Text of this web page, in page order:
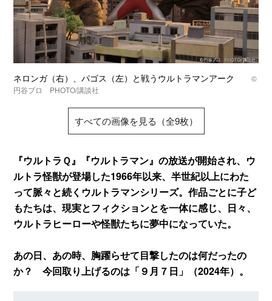
ネロンガ（右）、パゴス（左）と戦うウルトラマンアーク©
円谷プロ PHOTO/講談社
すべての画像を見る（全9枚）
『ウルトラＱ』『ウルトラマン』の放送が開始され、ウ
ルトラ怪獣が登場した1966年以来、半世紀以上にわた
って脈々と続くウルトラマンシリーズ。作品ごとに子ど
もたちは、現実とフィクションとを一体に感じ、日々、
ウルトラヒーローや怪獣たちに夢中になっていた。
あの日、あの時、胸躍らせて目撃したのは何だったの
か？ 今回取り上げるのは「９月７日」（2024年）。